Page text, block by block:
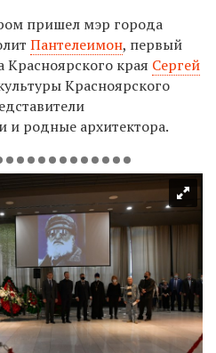
пришел мэр города
Пантелеимон, первый
Красноярского края Сергей
Красноярского
и родные архитектора.